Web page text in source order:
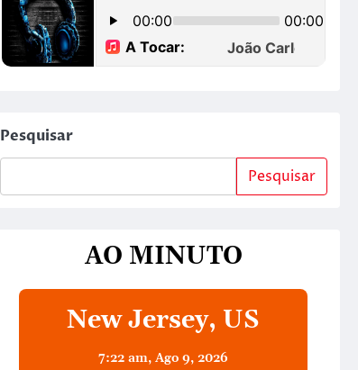
Pesquisar
Pesquisar
AO MINUTO
New Jersey, US
7:22 am,Ago 9, 2026